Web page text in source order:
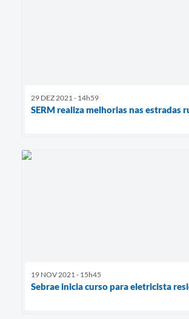
29 DEZ 2021 - 14h59
SERM realiza melhorias nas estradas
19 NOV 2021 - 15h45
Sebrae inicia curso para eletricista